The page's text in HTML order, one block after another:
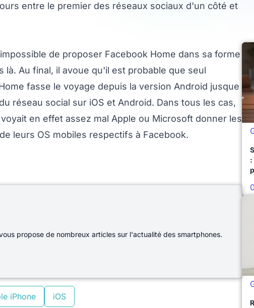
entre le premier des réseaux sociaux d'un côté et
de proposer Facebook Home dans sa forme
Au final, il avoue qu'il est probable que seul
fasse le voyage depuis la version Android jusque
réseau social sur iOS et Android. Dans tous les cas,
en effet assez mal Apple ou Microsoft donner les
leurs OS mobiles respectifs à Facebook.
propose de nombreux articles sur l'actualité des smartphones.
iPhone iOS
: